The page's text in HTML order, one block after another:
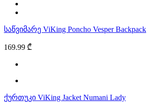
საწვიმარე ViKing Poncho Vesper Backpack
169.99 ₾
ქურთუკი ViKing Jacket Numani Lady